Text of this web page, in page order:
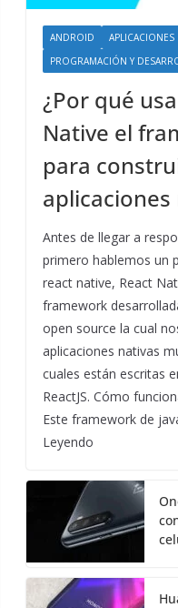
ANDROID APLICACIONES
PROGRAMACIÓN Y
¿Por qué
Native el
para
aplicaciones
Antes de llegar a
primero hablemos un
react native, React
framework
open source la cual
aplicaciones nativas
cuales están escritas
ReactJS. Cómo
Este framework de
Leyendo